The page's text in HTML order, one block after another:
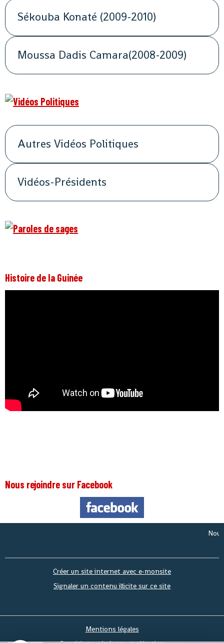
Sékouba Konaté (2009-2010)
Moussa Dadis Camara(2008-2009)
Autres Vidéos Politiques
Vidéos-Présidents
Histoire de la Guinée
Nous rejoindre sur Facebook
Nous
Créer un site internet avec e-monsite
Signaler un contenu illicite sur ce site
Mentions légales